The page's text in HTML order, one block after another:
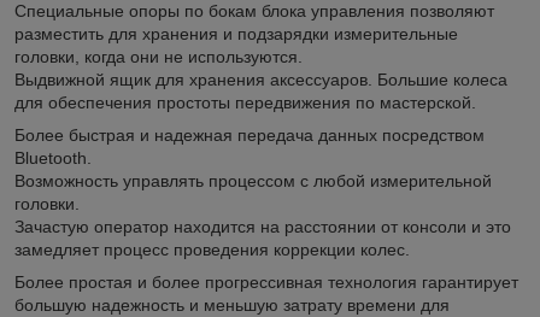
Специальные опоры по бокам блока управления позволяют
разместить для хранения и подзарядки измерительные
головки, когда они не используются.
Выдвижной ящик для хранения аксессуаров. Большие колеса
для обеспечения простоты передвижения по мастерской.
Более быстрая и надежная передача данных посредством
Bluetooth.
Возможность управлять процессом с любой измерительной
головки.
Зачастую оператор находится на расстоянии от консоли и это
замедляет процесс проведения коррекции колес.
Более простая и более прогрессивная технология гарантирует
большую надежность и меньшую затрату времени для